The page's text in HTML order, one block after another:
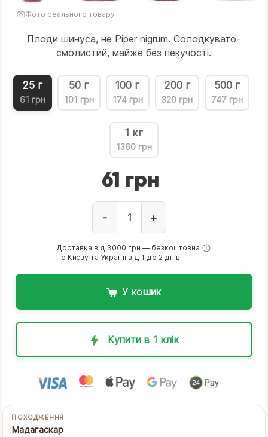
Фото реального товару
Плоди шинуса, не Piper nigrum. Солодкувато-
смолистий, майже без пекучості.
25 г
61 грн
50 г
101 грн
100 г
174 грн
200 г
320 грн
500 г
747 грн
1 кг
1360 грн
61 грн
- +
Доставка від 3000 грн — безкоштовна
По Києву та Україні від 1 до 2 днів
У кошик
Купити в 1 клік
ПОХОДЖЕННЯ
Мадагаскар